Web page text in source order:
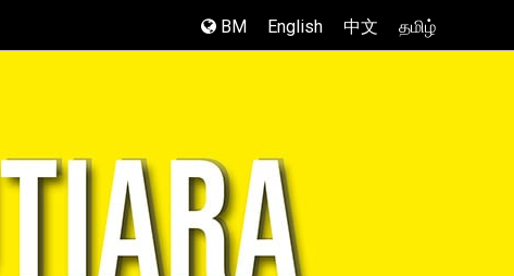
BM English 中文 தமிழ்